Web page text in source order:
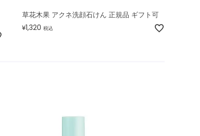
草花木果 アクネ洗顔石けん 正規品 ギフト可
¥1,320 税込